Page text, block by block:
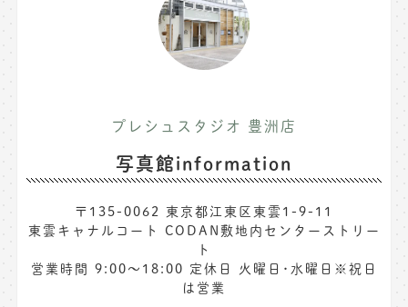
プレシュスタジオ 豊洲店
写真館information
〒135-0062 東京都江東区東雲1-9-11
東雲キャナルコート CODAN敷地内センターストリー
ト
営業時間 9:00〜18:00 定休日 火曜日･水曜日※祝日
は営業